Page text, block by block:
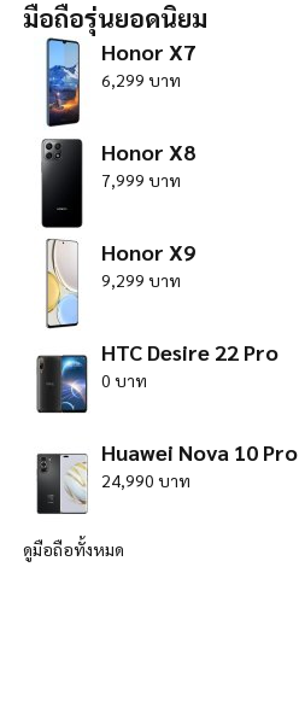
มือถือรุ่นยอดนิยม
Honor X7
6,299 บาท
Honor X8
7,999 บาท
Honor X9
9,299 บาท
HTC Desire 22 Pro
0 บาท
Huawei Nova 10 Pro
24,990 บาท
ดูมือถือทั้งหมด